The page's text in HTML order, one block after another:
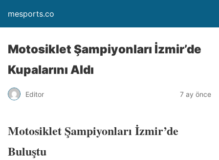
mesports.co
Motosiklet Şampiyonları İzmir’de
Kupalarını Aldı
Editor 7 ay önce
Motosiklet Şampiyonları İzmir’de
Buluştu